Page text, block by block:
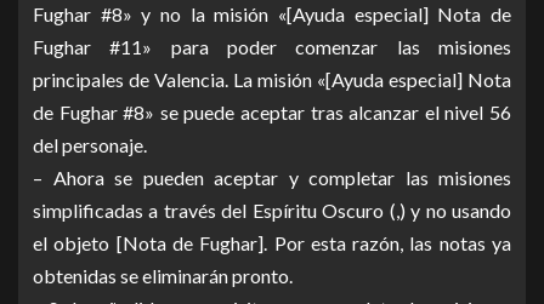
Fughar #8» y no la misión «[Ayuda especial] Nota de
Fughar #11» para poder comenzar las misiones
principales de Valencia. La misión «[Ayuda especial] Nota
de Fughar #8» se puede aceptar tras alcanzar el nivel 56
del personaje.
– Ahora se pueden aceptar y completar las misiones
simplificadas a través del Espíritu Oscuro (,) y no usando
el objeto [Nota de Fughar]. Por esta razón, las notas ya
obtenidas se eliminarán pronto.